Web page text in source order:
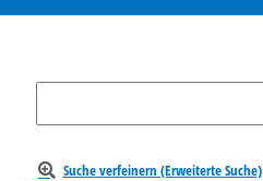
Suche verfeinern (Erweiterte Suche)